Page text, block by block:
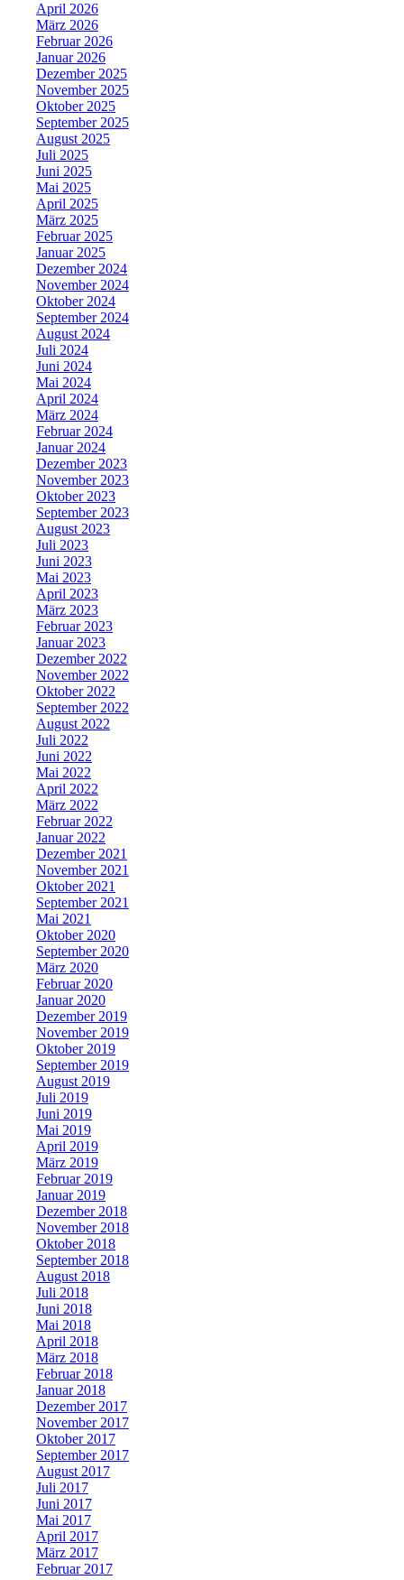
April 2026
März 2026
Februar 2026
Januar 2026
Dezember 2025
November 2025
Oktober 2025
September 2025
August 2025
Juli 2025
Juni 2025
Mai 2025
April 2025
März 2025
Februar 2025
Januar 2025
Dezember 2024
November 2024
Oktober 2024
September 2024
August 2024
Juli 2024
Juni 2024
Mai 2024
April 2024
März 2024
Februar 2024
Januar 2024
Dezember 2023
November 2023
Oktober 2023
September 2023
August 2023
Juli 2023
Juni 2023
Mai 2023
April 2023
März 2023
Februar 2023
Januar 2023
Dezember 2022
November 2022
Oktober 2022
September 2022
August 2022
Juli 2022
Juni 2022
Mai 2022
April 2022
März 2022
Februar 2022
Januar 2022
Dezember 2021
November 2021
Oktober 2021
September 2021
Mai 2021
Oktober 2020
September 2020
März 2020
Februar 2020
Januar 2020
Dezember 2019
November 2019
Oktober 2019
September 2019
August 2019
Juli 2019
Juni 2019
Mai 2019
April 2019
März 2019
Februar 2019
Januar 2019
Dezember 2018
November 2018
Oktober 2018
September 2018
August 2018
Juli 2018
Juni 2018
Mai 2018
April 2018
März 2018
Februar 2018
Januar 2018
Dezember 2017
November 2017
Oktober 2017
September 2017
August 2017
Juli 2017
Juni 2017
Mai 2017
April 2017
März 2017
Februar 2017